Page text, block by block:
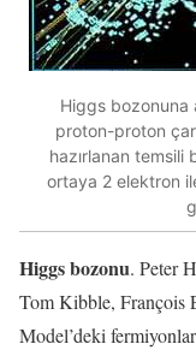
Higgs bozonuna
proton-proton
hazırlanan temsili
ortaya 2 elektron
Higgs bozonu. Peter
Tom Kibble, François
Model’deki